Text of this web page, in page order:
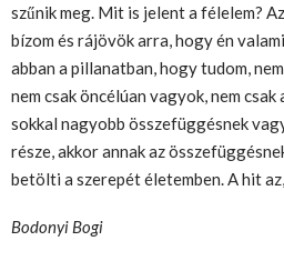
szűnik meg. Mit is jelent a félelem?
bízom és rájövök arra, hogy én
abban a pillanatban, hogy tudom,
nem csak öncélúan vagyok, nem
sokkal nagyobb összefüggésnek
része, akkor annak az
betölti a szerepét életemben. A hit
Bodonyi Bogi